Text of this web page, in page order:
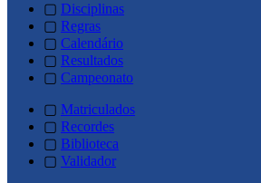
▢ Disciplinas
▢ Regras
▢ Calendário
▢ Resultados
▢ Campeonato
▢ Matriculados
▢ Recordes
▢ Biblioteca
▢ Validador